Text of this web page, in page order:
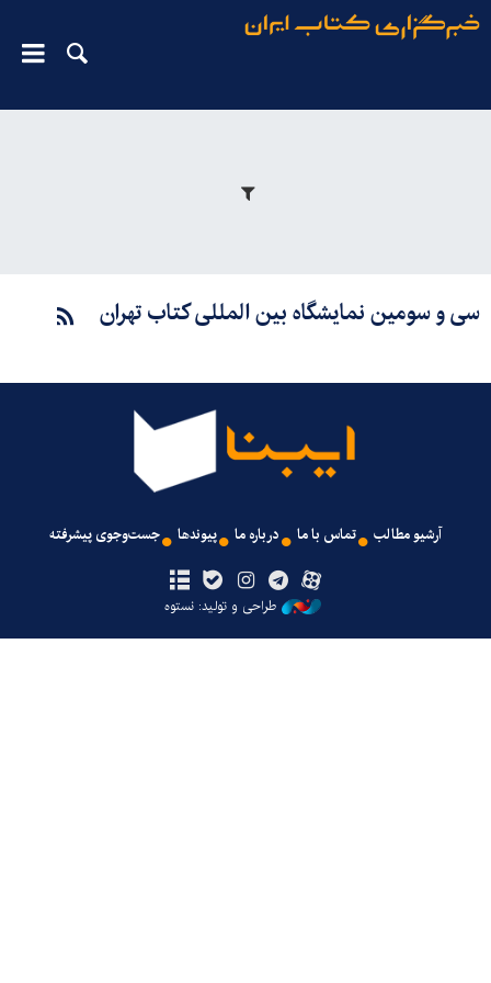
سی و سومین نمایشگاه بین المللی کتاب تهران
آرشیو مطالب تماس با ما درباره ما پیوندها جست‌وجوی پیشرفته
طراحی و تولید: نستوه